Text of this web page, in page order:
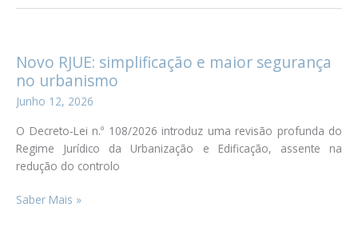
Novo RJUE: simplificação e maior segurança
no urbanismo
Junho 12, 2026
O Decreto-Lei n.º 108/2026 introduz uma revisão profunda do
Regime Jurídico da Urbanização e Edificação, assente na
redução do controlo
Novo
Saber Mais »